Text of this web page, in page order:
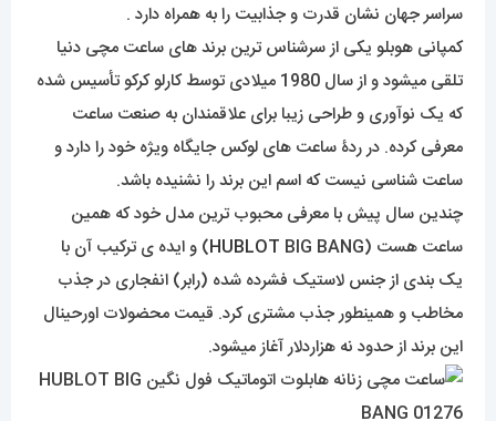
سراسر جهان نشان قدرت و جذابیت را به همراه دارد .
کمپانی هوبلو یکی از سرشناس ترین برند های ساعت مچی دنیا
تلقی میشود و از سال 1980 میلادی توسط کارلو کرکو تأسیس شده
که یک نوآوری و طراحی زیبا برای علاقمندان به صنعت ساعت
معرفی کرده. در ردۀ ساعت های لوکس جایگاه ویژه خود را دارد و
ساعت شناسی نیست که اسم این برند را نشنیده باشد.
چندین سال پیش با معرفی محبوب ترین مدل خود که همین
ساعت هست (
HUBLOTBIG BANG) و ایده ی ترکیب آن با
یک بندی از جنس لاستیک فشرده شده (رابر) انفجاری در جذب
مخاطب و همینطور جذب مشتری کرد. قیمت محضولات اورحینال
این برند از حدود نه هزاردلار آغاز میشود.